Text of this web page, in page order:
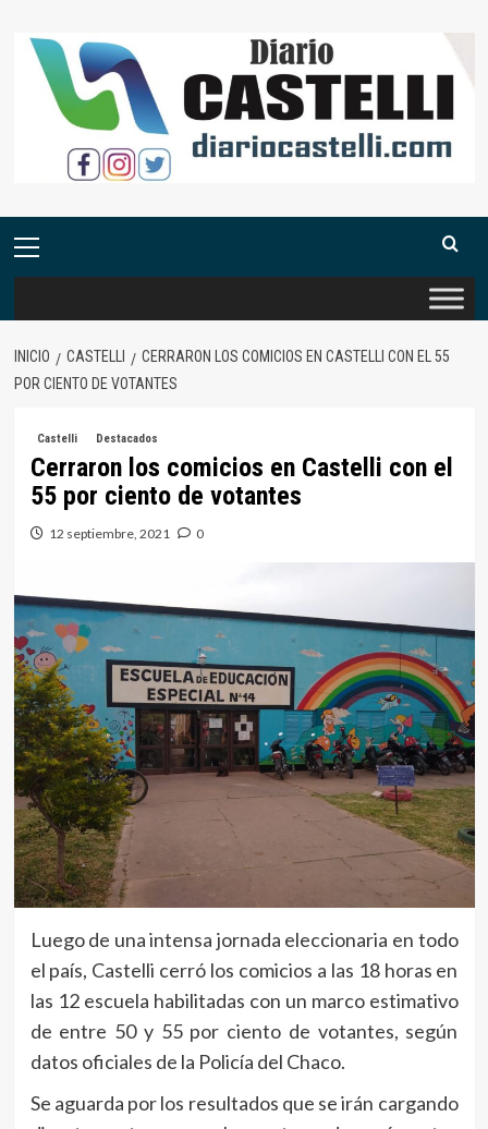
contenido
Menú
INICIO CASTELLI
CERRARON LOS COMICIOS EN CASTELLI CON EL 55
POR CIENTO DE VOTANTES
Castelli Destacados
Cerraron los comicios en Castelli con el
55 por ciento de votantes
12 septiembre, 2021 0
Luego de una intensa jornada eleccionaria en todo
el país, Castelli cerró los comicios a las 18 horas en
las 12 escuela habilitadas con un marco estimativo
de entre 50 y 55 por ciento de votantes, según
datos oficiales de la Policía del Chaco.
Se aguarda por los resultados que se irán cargando